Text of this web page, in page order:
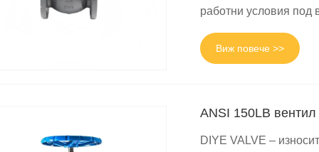
работни условия под
Виж повече >>
ANSI 150LB
DIYE VALVE –